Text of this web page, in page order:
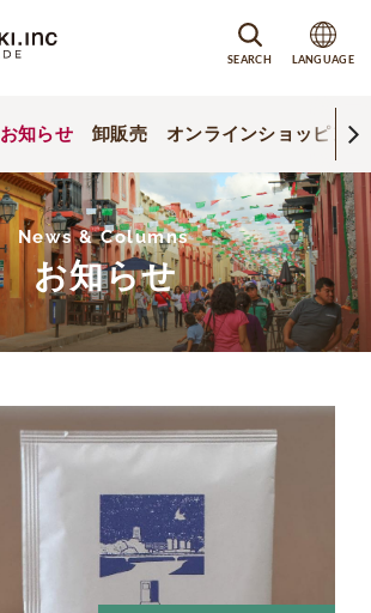
SEARCH LANGUAGE
お知らせ 卸販売 オンラインショッピング
News & Columns
お知らせ